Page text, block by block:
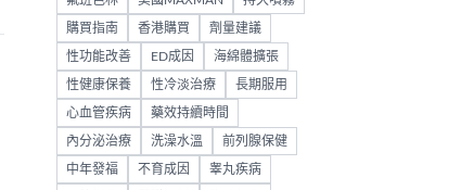
購買指南 香港購買 劑量建議
性功能改善 ED成因 海綿體擴張
性健康保養 性冷淡治療 長期服用
心血管疾病 藥效持續時間
內分泌治療 洗澡水溫 前列腺保健
中年發福 不育成因 睾丸疾病